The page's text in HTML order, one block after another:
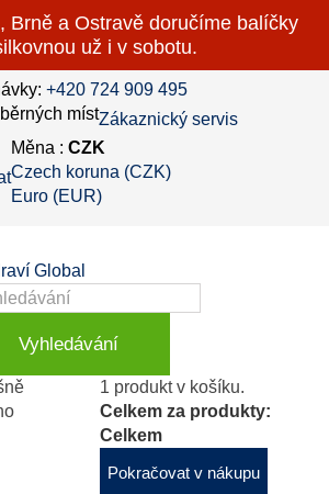
Brně a Ostravě doručíme balíčky
už i v sobotu.
+420 724 909 495
místZákaznický servis
Měna : CZK
Czech koruna (CZK)
Euro (EUR)
Vyhledávání
1 produkt v košíku.
Celkem za produkty:
Celkem
Pokračovat v nákupu